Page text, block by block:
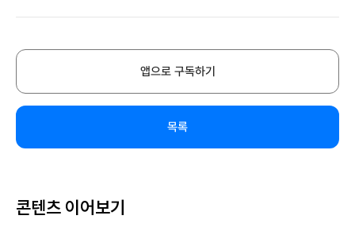
앱으로 구독하기
목록
콘텐츠 이어보기